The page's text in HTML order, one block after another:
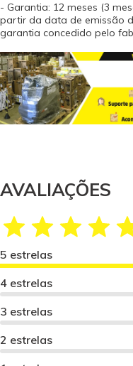
- Garantia: 12 meses (3
partir da data de emissão
garantia concedido pelo
AVALIAÇÕES
5 estrelas
4 estrelas
3 estrelas
2 estrelas